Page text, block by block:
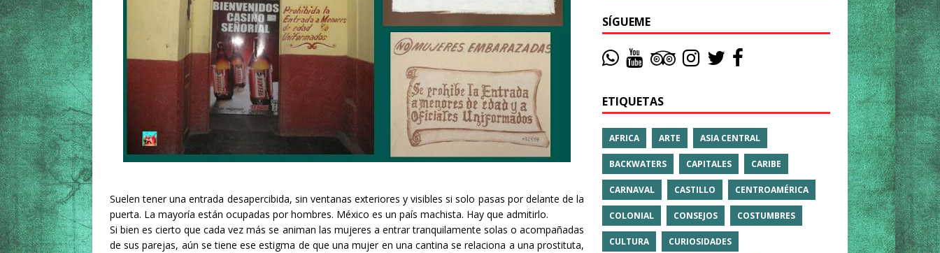
Suelen tener una entrada desapercibida, sin ventanas exteriores y visibles si solo pasas por delante de la
puerta. La mayoría están ocupadas por hombres. México es un país machista. Hay que admitirlo.
Si bien es cierto que cada vez más se animan las mujeres a entrar tranquilamente solas o acompañadas
de sus parejas, aún se tiene ese estigma de que una mujer en una cantina se relaciona a una prostituta,
SÍGUEME
ETIQUETAS
AFRICA ARTE ASIA CENTRAL
BACKWATERS CAPITALES CARIBE
CARNAVAL CASTILLO CENTROAMÉRICA
COLONIAL CONSEJOS COSTUMBRES
CULTURA CURIOSIDADES